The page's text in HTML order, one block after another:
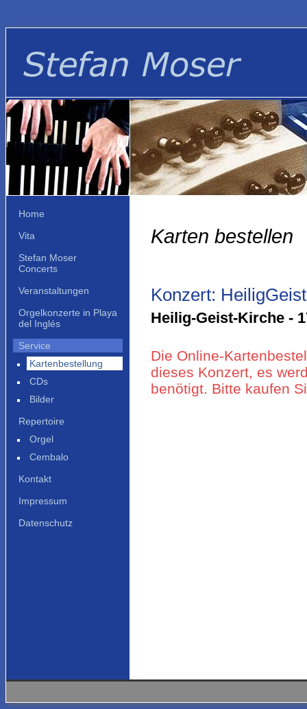
Karten bestellen
Konzert:
Heilig-Geist-Kirche -
Die Online-
dieses Konzert, es
benötigt. Bitte kaufen
Home
Vita
Stefan Moser
Concerts
Veranstaltungen
Orgelkonzerte in Playa
del Inglés
Service
Kartenbestellung
CDs
Bilder
Repertoire
Orgel
Cembalo
Kontakt
Impressum
Datenschutz